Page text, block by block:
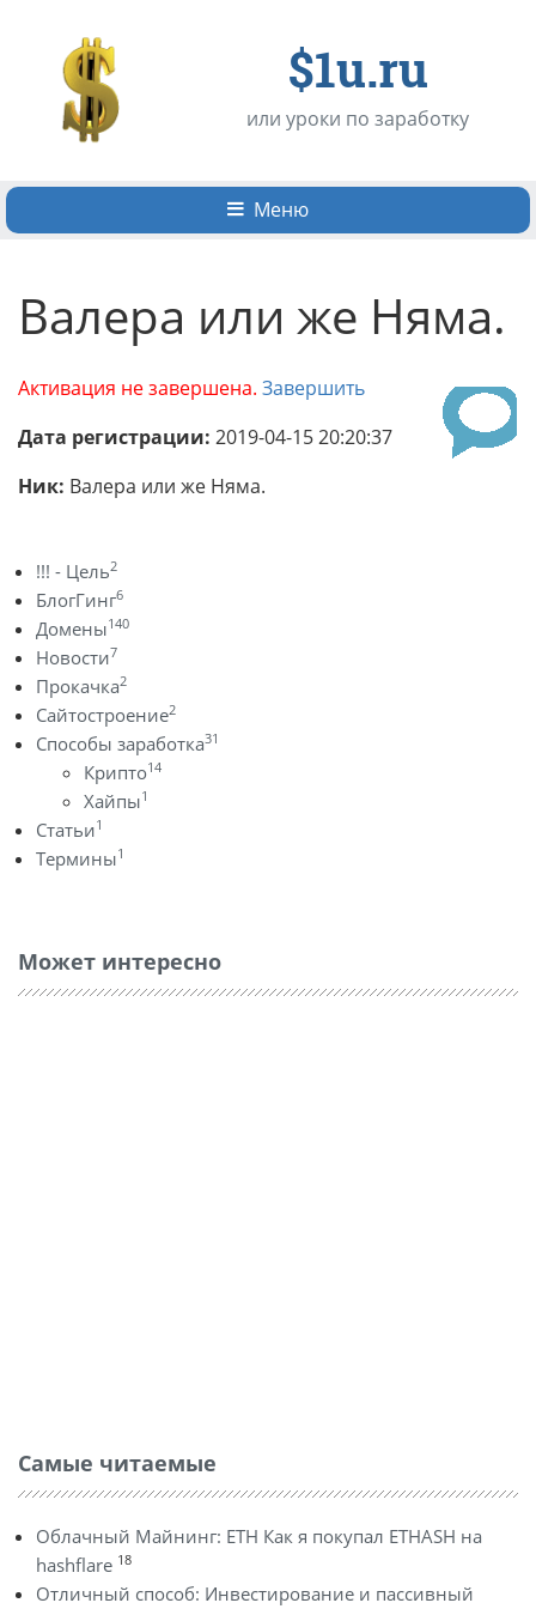
$1u.ru
или уроки по заработку
Меню
Валера или же Няма.
Активация не завершена. Завершить
Дата регистрации: 2019-04-15 20:20:37
Ник: Валера или же Няма.
!!! - Цель2
БлогГинг6
Домены140
Новости7
Прокачка2
Сайтостроение2
Способы заработка31
Крипто14
Хайпы1
Статьи1
Термины1
Может интересно
Самые читаемые
Облачный Майнинг: ETH Как я покупал ETHASH на
hashflare 18
Отличный способ: Инвестирование и пассивный